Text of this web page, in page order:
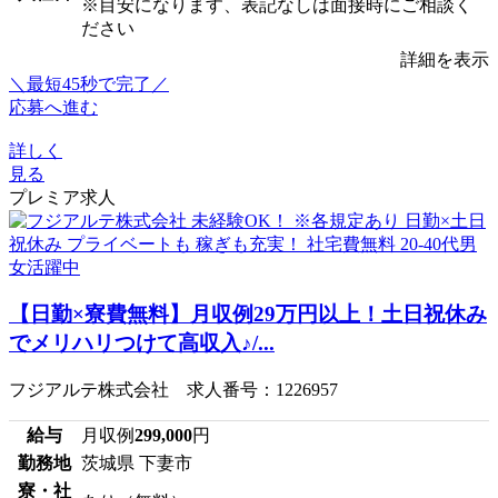
※目安になります、表記なしは面接時にご相談く
ださい
詳細を表示
＼最短45秒で完了／
応募へ進む
詳しく
見る
プレミア求人
【日勤×寮費無料】月収例29万円以上！土日祝休み
でメリハリつけて高収入♪/...
フジアルテ株式会社 求人番号：1226957
給与 月収例299,000円
勤務地 茨城県 下妻市
寮・社